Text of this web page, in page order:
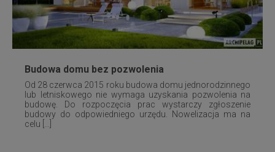
Budowa domu bez pozwolenia
Od 28 czerwca 2015 roku budowa domu jednorodzinnego
lub letniskowego nie wymaga uzyskania pozwolenia na
budowę. Do rozpoczęcia prac wystarczy zgłoszenie
budowy do odpowiedniego urzędu. Nowelizacja ma na
celu [...]